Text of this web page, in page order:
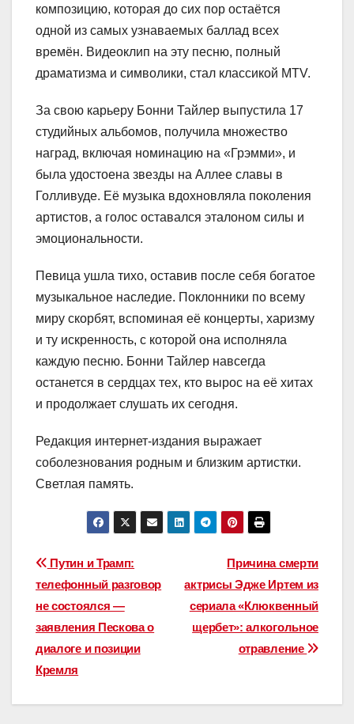
композицию, которая до сих пор остаётся
одной из самых узнаваемых баллад всех
времён. Видеоклип на эту песню, полный
драматизма и символики, стал классикой MTV.
За свою карьеру Бонни Тайлер выпустила 17
студийных альбомов, получила множество
наград, включая номинацию на «Грэмми», и
была удостоена звезды на Аллее славы в
Голливуде. Её музыка вдохновляла поколения
артистов, а голос оставался эталоном силы и
эмоциональности.
Певица ушла тихо, оставив после себя богатое
музыкальное наследие. Поклонники по всему
миру скорбят, вспоминая её концерты, харизму
и ту искренность, с которой она исполняла
каждую песню. Бонни Тайлер навсегда
останется в сердцах тех, кто вырос на её хитах
и продолжает слушать их сегодня.
Редакция интернет-издания выражает
соболезнования родным и близким артистки.
Светлая память.
Навигация
по
записям
Причина смерти
актрисы Эдже Иртем из
сериала «Клюквенный
щербет»: алкогольное
отравление
Путин и Трамп:
телефонный разговор
не состоялся —
заявления Пескова о
диалоге и позиции
Кремля